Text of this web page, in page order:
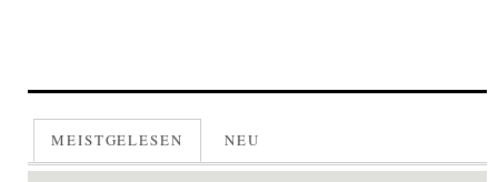
MEISTGELESEN NEU